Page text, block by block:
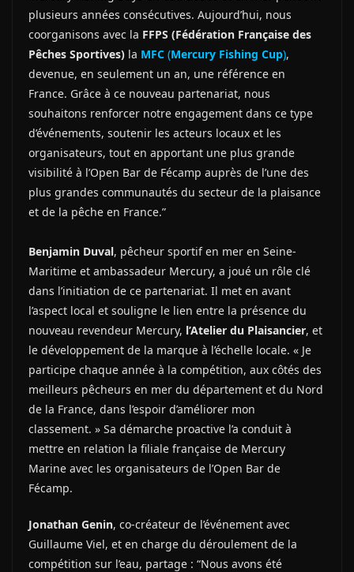
plusieurs années consécutives. Aujourd’hui, nous
coorganisons avec la FFPS (Fédération Française des
Pêches Sportives) la MFC (Mercury Fishing Cup),
devenue, en seulement un an, une référence en
France. Grâce à ce nouveau partenariat, nous
souhaitons renforcer notre engagement dans ce type
d’événements, soutenir les acteurs locaux et les
organisateurs, tout en apportant une plus grande
visibilité à l’Open Bar de Fécamp auprès de l’une des
plus grandes communautés du secteur de la plaisance
et de la pêche en France.”
Benjamin Duval, pêcheur sportif en mer en Seine-
Maritime et ambassadeur Mercury, a joué un rôle clé
dans l’initiation de ce partenariat. Il met en avant
l’aspect local et souligne le lien entre la présence du
nouveau revendeur Mercury, l’Atelier du Plaisancier, et
le développement de la marque à l’échelle locale. « Je
participe chaque année à la compétition, aux côtés des
meilleurs pêcheurs en mer du département et du Nord
de la France, dans l’espoir d’améliorer mon
classement. » Sa démarche proactive l’a conduit à
mettre en relation la filiale française de Mercury
Marine avec les organisateurs de l’Open Bar de
Fécamp.
Jonathan Genin, co-créateur de l’événement avec
Guillaume Viel, et en charge du déroulement de la
compétition sur l’eau, partage : “Nous avons été